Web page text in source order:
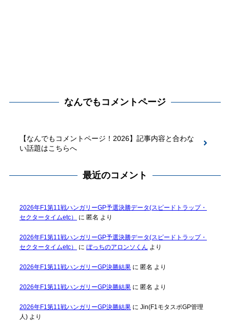
なんでもコメントページ
【なんでもコメントページ！2026】記事内容と合わな
い話題はこちらへ
最近のコメント
2026年F1第11戦ハンガリーGP予選決勝データ(スピードトラップ・
セクタータイムetc）
に 匿名 より
2026年F1第11戦ハンガリーGP予選決勝データ(スピードトラップ・
セクタータイムetc）
に ぼっちのアロンソくん より
2026年F1第11戦ハンガリーGP決勝結果に 匿名 より
2026年F1第11戦ハンガリーGP決勝結果に 匿名 より
2026年F1第11戦ハンガリーGP決勝結果に Jin(F1モタスポGP管理
人)より